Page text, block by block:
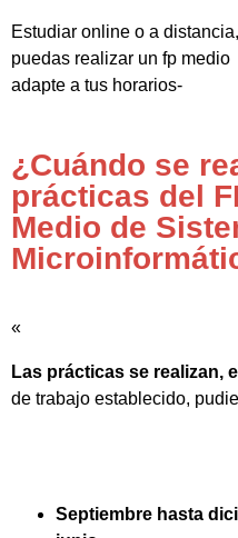
Estudiar online o a
puedas realizar un fp
adapte a tus horarios-
¿Cuándo se
prácticas del
Medio de
«
Las prácticas se realizan,
de trabajo establecido,
Septiembre hasta